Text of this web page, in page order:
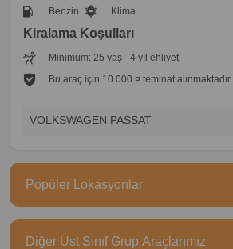
Benzin
Klima
Kiralama Koşulları
Minimum: 25 yaş - 4 yıl ehliyet
Bu araç için 10.000 ¤ teminat alınmaktadır.
VOLKSWAGEN PASSAT
Popüler Lokasyonlar
Diğer Üst Sınıf Grup Araçlarımız